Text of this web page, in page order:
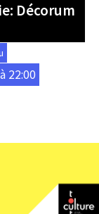
Décorum
22:00